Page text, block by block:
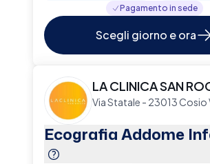
Pagamento in sede
Scegli giorno e ora
LA CLINICA SAN
Via Statale - 23013 Cosio
Ecografia Addome